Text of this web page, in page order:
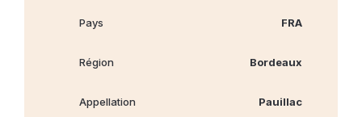
Pays FRA
Région Bordeaux
Appellation Pauillac